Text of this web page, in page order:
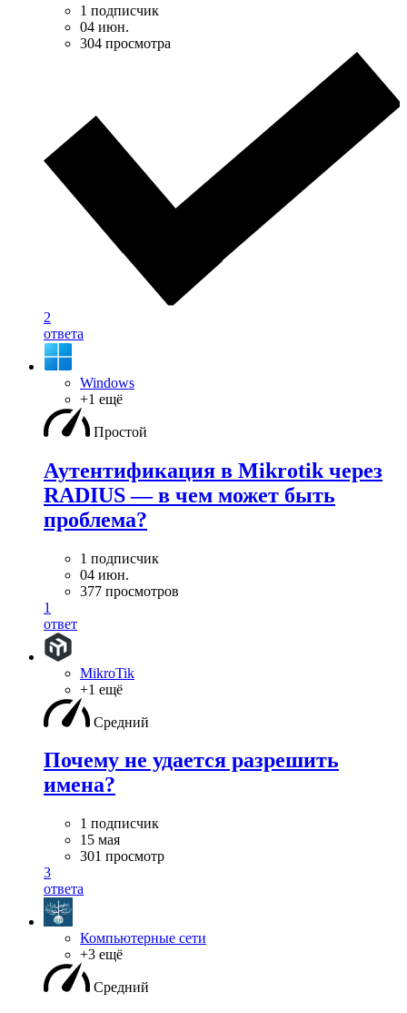
1 подписчик
04 июн.
304 просмотра
2
ответа
Windows
+1 ещё
Простой
Аутентификация в Mikrotik через
RADIUS — в чем может быть
проблема?
1 подписчик
04 июн.
377 просмотров
1
ответ
MikroTik
+1 ещё
Средний
Почему не удается разрешить
имена?
1 подписчик
15 мая
301 просмотр
3
ответа
Компьютерные сети
+3 ещё
Средний